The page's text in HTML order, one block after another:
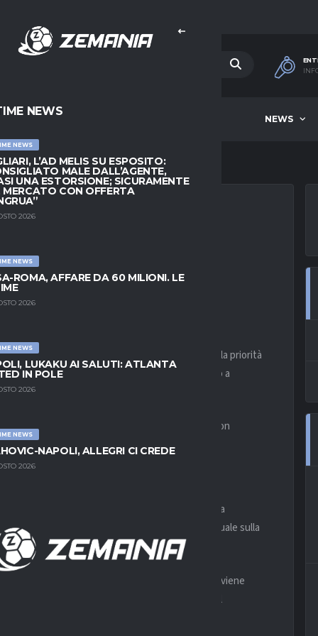
NEWS
NEWS
NEWS
L’AD MELIS SU ESPOSITO:
MALE DALL’AGENTE,
UNA ESTORSIONE; SICURAMENTE
MERCATO CON OFFERTA
2026
NEWS
ROMA, AFFARE DA 60 MILIONI. LE
2026
NEWS
LUKAKU AI SALUTI: ATLANTA
IN POLE
2026
NEWS
NAPOLI, ALLEGRI CI CREDE
2026
ACCORDO COL
AL MARSIGLIA
Greenwood
. L’esterno offensivo inglese è la priorità
offensivo e il club giallorosso è ormai pronto a
proposta potrebbe arrivare tra oggi e domani, con
diTrigoria.
Marsiglia
, starebbe preparando un’offerta
proposta sarebbe inserita anche una percentuale sulla
del
, ma la distanza tra le parti viene
una parte consistente dell’incasso al
una soluzione negoziata.